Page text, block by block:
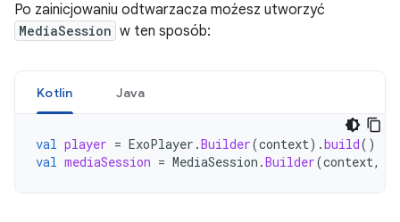
Po zainicjowaniu odtwarzacza możesz utworzyć
MediaSession w ten sposób:
Kotlin Java
val player = ExoPlayer .Builder(context).build()
val mediaSession = MediaSession .Builder(context,